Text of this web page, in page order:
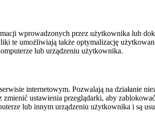
wprowadzonych przez użytkownika lub
te umożliwiają także optymalizację
lub urządzeniu użytkownika.
internetowym. Pozwalają na działanie
ustawienia przeglądarki, aby
lub innym urządzeniu użytkownika i są